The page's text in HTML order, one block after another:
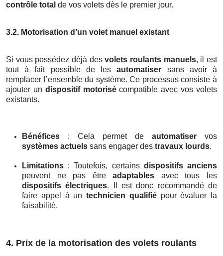
contrôle total de vos volets dès le premier jour.
3.2. Motorisation d’un volet manuel existant
Si vous possédez déjà desvolets roulants manuels, il est
tout à fait possible de lesautomatiser sans avoir à
remplacer l’ensemble du système. Ce processus consiste à
ajouter un dispositif motorisécompatible avec vos volets
existants.
Bénéfices : Cela permet de automatiser vos
systèmes actuels sans engager des travaux lourds.
Limitations : Toutefois, certains dispositifs anciens
peuvent ne pas êtreadaptables avec tous les
dispositifs électriques. Il est donc recommandé de
faire appel à un technicien qualifiépour évaluer la
faisabilité.
4. Prix de la motorisation des volets roulants